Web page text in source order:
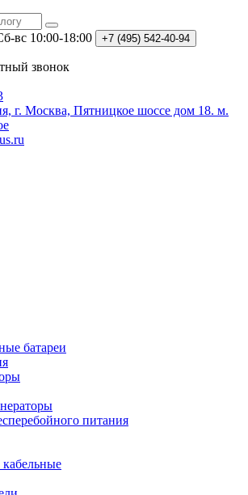
вс 10:00-18:00 +7 (495) 542-40-94
звонок
г. Москва, Пятницкое шоссе дом 18. м.
батареи
питания